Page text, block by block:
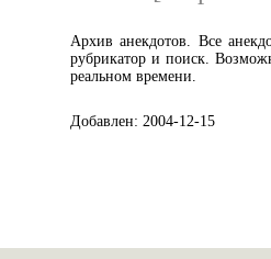
Архив анекдотов. Все
рубрикатор и поиск.
реальном времени.
Добавлен: 2004-12-15